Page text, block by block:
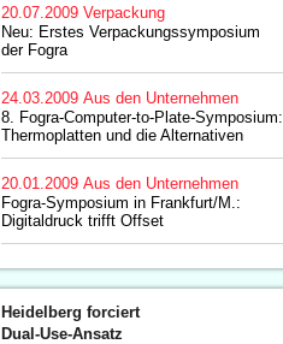
20.07.2009 Verpackung
Neu: Erstes Verpackungssymposium
der Fogra
24.03.2009 Aus den Unternehmen
8. Fogra-Computer-to-Plate-Symposium:
Thermoplatten und die Alternativen
20.01.2009 Aus den Unternehmen
Fogra-Symposium in Frankfurt/M.:
Digitaldruck trifft Offset
Heidelberg forciert
Dual-Use-Ansatz